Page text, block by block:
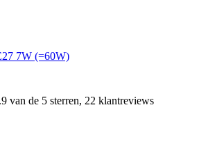
7W (=60W)
van de 5 sterren, 22 klantreviews